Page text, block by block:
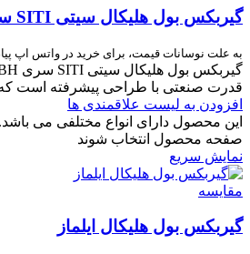
گیربکس بول هلیکال سیتی SITI سری MBH
به علت نوسانات قیمت، برای خرید در واتس اپ
قدرت صنعتی با طراحی پیشرفته است که
افزودن به لیست علاقمندی ها
این محصول دارای انواع مختلفی می
صفحه محصول انتخاب شوند
نمایش سریع
مقایسه
گیربکس بول هلیکال ایلماز